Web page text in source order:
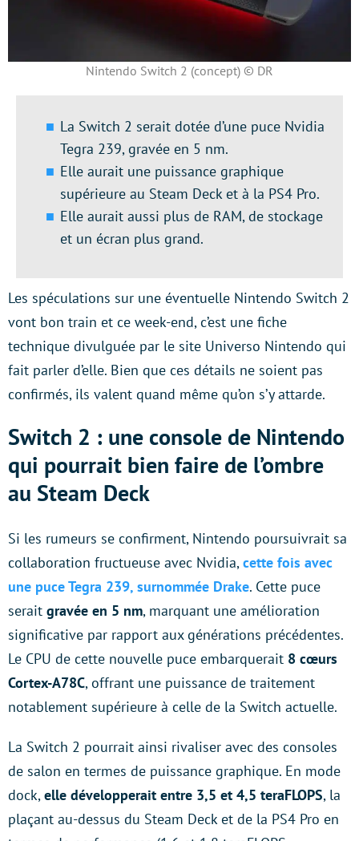
Nintendo Switch 2 (concept) © DR
La Switch 2 serait dotée d’une puce Nvidia
Tegra 239, gravée en 5 nm.
Elle aurait une puissance graphique
supérieure au Steam Deck et à la PS4 Pro.
Elle aurait aussi plus de RAM, de stockage
et un écran plus grand.
Les spéculations sur une éventuelle Nintendo Switch 2
vont bon train et ce week-end, c’est une fiche
technique divulguée par le site Universo Nintendo qui
fait parler d’elle. Bien que ces détails ne soient pas
confirmés, ils valent quand même qu’on s’y attarde.
Switch 2 : une console de Nintendo
qui pourrait bien faire de l’ombre
au Steam Deck
Si les rumeurs se confirment, Nintendo poursuivrait sa
collaboration fructueuse avec Nvidia, cette fois avec
une puce Tegra 239, surnommée Drake. Cette puce
serait gravée en 5 nm, marquant une amélioration
significative par rapport aux générations précédentes.
Le CPU de cette nouvelle puce embarquerait 8 cœurs
Cortex-A78C, offrant une puissance de traitement
notablement supérieure à celle de la Switch actuelle.
La Switch 2 pourrait ainsi rivaliser avec des consoles
de salon en termes de puissance graphique. En mode
dock, elle développerait entre 3,5 et 4,5 teraFLOPS, la
plaçant au-dessus du Steam Deck et de la PS4 Pro en